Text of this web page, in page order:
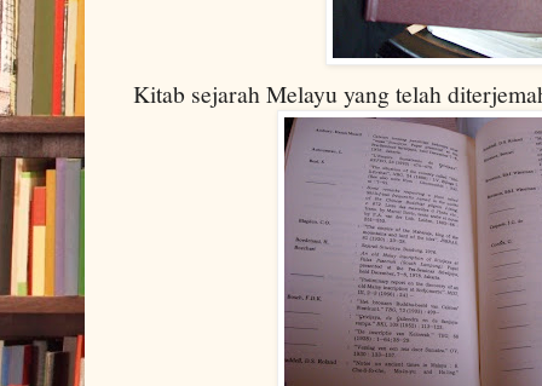
Kitab sejarah Melayu yang telah